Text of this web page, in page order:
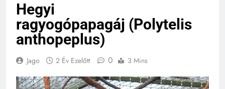
Hegyi
ragyogópapagáj (Polytelis
anthopeplus)
Jago 2 Év Ezelőtt 0 3 Mins